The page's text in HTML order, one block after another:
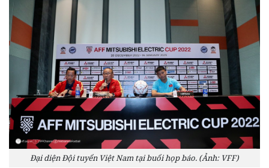
Đại diện Đội tuyển Việt Nam tại buổi họp báo. (Ảnh: VFF)